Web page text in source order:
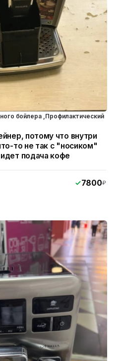
бойлера ,Профилактический
потому что внутри
то не так с "носиком"
подача кофе
7800₽